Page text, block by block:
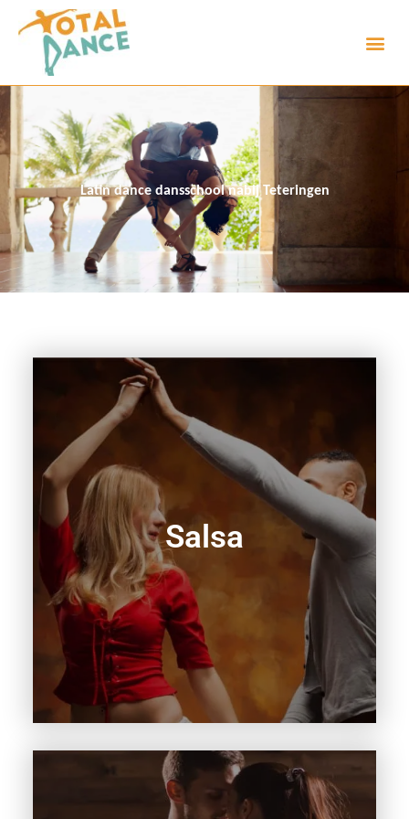
Latin dance dansschool nabij Teteringen
Salsa
Lees meer